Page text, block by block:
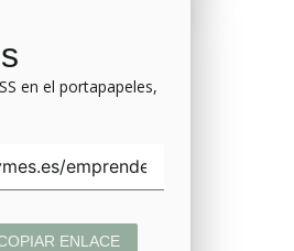
en el portapapeles,
ENLACE